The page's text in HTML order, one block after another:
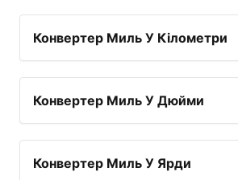
Конвертер Миль У Кілометри
Конвертер Миль У Дюйми
Конвертер Миль У Ярди